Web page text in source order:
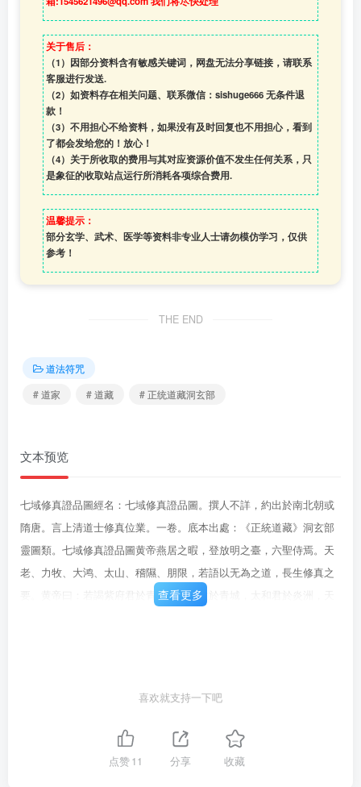
关于售后：
（1）因部分资料含有敏感关键词，网盘无法分享链接，请联系
客服进行发送.
（2）如资料存在相关问题、联系微信：sishuge666 无条件退
款！
（3） 不用担心不给资料，如果没有及时回复也不用担心，看到
了都会发给您的！放心！
（4） 关于所收取的费用与其对应资源价值不发生任何关系，只
是象征的收取站点运行所消耗各项综合费用.
温馨提示：
部分玄学、武术、医学等资料非专业人士请勿模仿学习，仅供
参考！
THE END
道法符咒
# 道家
# 道藏 # 正统道藏洞玄部
文本预览
七域修真證品圖經名：七域修真證品圖。撰人不詳，約出於南北朝或
隋唐。言上清道士修真位業。一卷。底本出處：《正統道藏》洞玄部
靈圖類。七域修真證品圖黄帝燕居之暇，登放明之臺，六聖侍焉。天
老、力牧、大鸿、太山、稽隰、朋限，若語以无為之道，長生修真之
要。黄帝曰：若謁紫府君於青丘，奢先生於青城，太和君於炎洲，天
苟能修之得道之要，自精而為神，自神而為氣，氣與道合，雖形骸骨
肉之礙，山川河海之大，腾而舉之，變而化之，无所不可也，无所不
能也。天老謂黄帝曰：世人者道之子，禀氣而生，分形而治其生也。
查看更多
喜欢就支持一下吧
点赞11 分享 收藏